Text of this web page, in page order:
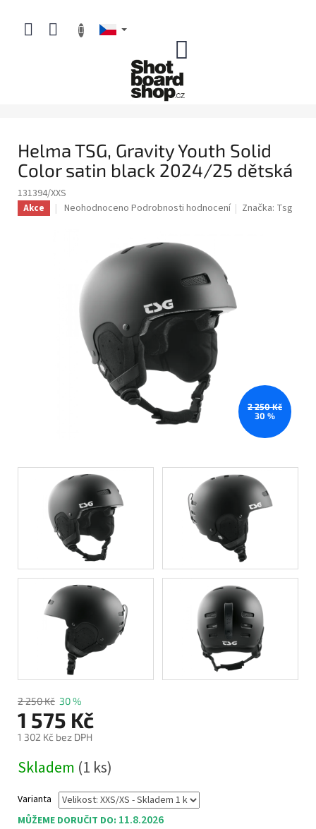
obsah
Helma TSG, Gravity Youth Solid
Color satin black 2024/25 dětská
131394/XXS
Akce
Průměrné
hvězdiček.
Neohodnoceno Podrobnosti hodnocení Značka: Tsg
2 250 Kč
30 %
2 250 Kč 30 %
1 575 Kč
1 302 Kč bez DPH
cena:
Skladem (1 ks)
Varianta
MŮŽEME DORUČIT DO: 11.8.2026